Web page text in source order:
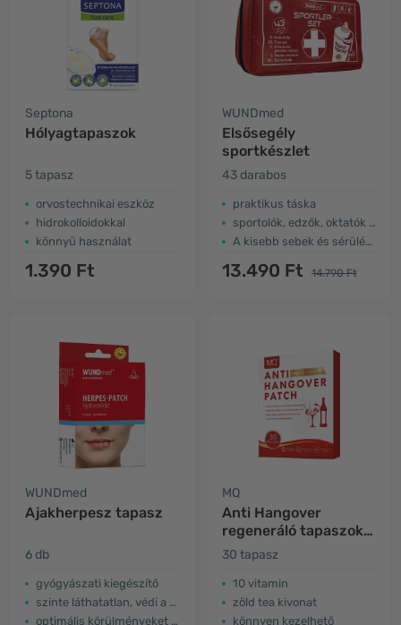
Septona
Hólyagtapaszok
5 tapasz
orvostechnikai eszköz
hidrokolloidokkal
könnyű használat
1.390 Ft
WUNDmed
Elsősegély
sportkészlet
43 darabos
praktikus táska
sportolók, edzők, oktatók számára
A kisebb sebek és sérülések kezeléséhez
13.490 Ft 14.790 Ft
WUNDmed
Ajakherpesz tapasz
6 db
gyógyászati kiegészítő
szinte láthatatlan, védi a sebet
optimális körülményeket biztosít a gyógyuláshoz
MQ
Anti Hangover
regeneráló tapaszok
vitaminokkal
30 tapasz
10 vitamin
zöld tea kivonat
könnyen kezelhető